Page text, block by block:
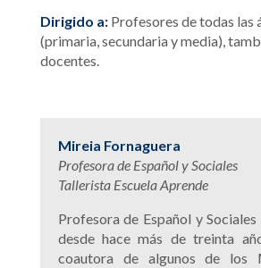
Dirigido a:Profesores de todas las
(primaria, secundaria y media),
docentes.
Mireia Fornaguera
Profesora de Español y Sociales
Tallerista Escuela Aprende
Profesora de Español y
desde hace más de treinta
coautora de algunos de los